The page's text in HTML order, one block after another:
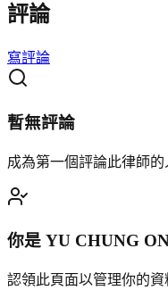
評論
寫評論
暫無評論
成為第一個評論此律師的
你是 YU CHUNG
認領此頁面以管理你的